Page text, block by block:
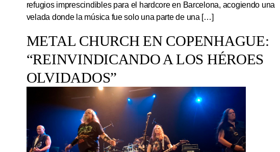
refugios imprescindibles para el hardcore en Barcelona, acogiendo una
velada donde la música fue solo una parte de una […]
METAL CHURCH EN COPENHAGUE:
“REINVINDICANDO A LOS HÉROES
OLVIDADOS”